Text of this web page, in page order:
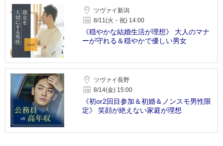
ツヴァイ新潟
8/11(火・祝) 14:00
《穏やかな結婚生活が理想》 大人のマナ
ーが守れる＆穏やかで優しい男女
ツヴァイ長野
8/14(金) 15:00
《初or2回目参加＆初婚＆ノンスモ男性限
定》 笑顔が絶えない家庭が理想